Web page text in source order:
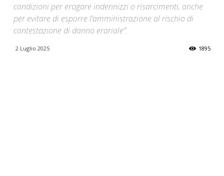
condizioni per erogare indennizzi o risarcimenti, anche
per evitare di esporre l’amministrazione al rischio di
contestazione di danno erariale”.
2 Luglio 2025 1895